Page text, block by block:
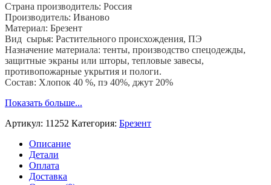
см,
пл.
560
гр,
хб.
40%,
пэ
40%,
20%
Страна производитель: Россия
Производитель: Иваново
Материал: Брезент
Вид сырья: Растительного происхождения, ПЭ
Назначение материала: тенты, производство спецодежды,
защитные экраны или шторы, тепловые завесы,
противопожарные укрытия и пологи.
Состав: Хлопок 40 %, пэ 40%, джут 20%
Показать больше...
Артикул: 11252 Категория: Брезент
Описание
Детали
Оплата
Доставка